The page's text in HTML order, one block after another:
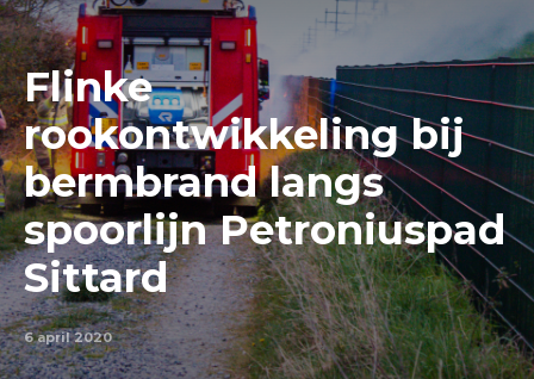
Flinke
rookontwikkeling bij
bermbrand langs
spoorlijn Petroniuspad
Sittard
6 april 2020